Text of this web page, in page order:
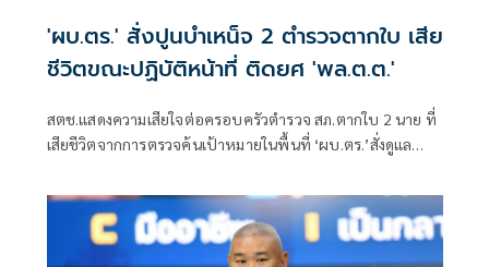
'ผบ.ตร.' สั่งปูนบำเหน็จ 2 ตำรวจตากใบ เสีย
ชีวิตขณะปฏิบัติหน้าที่ ติดยศ 'พล.ต.ต.'
สตช.แสดงความเสียใจต่อครอบครัวตำรวจ สภ.ตากใบ 2 นาย ที่
เสียชีวิตจากการตรวจค้นเป้าหมายในพื้นที่ ‘ผบ.ตร.’สั่งดูแล
จากเหตุดังกล่าว